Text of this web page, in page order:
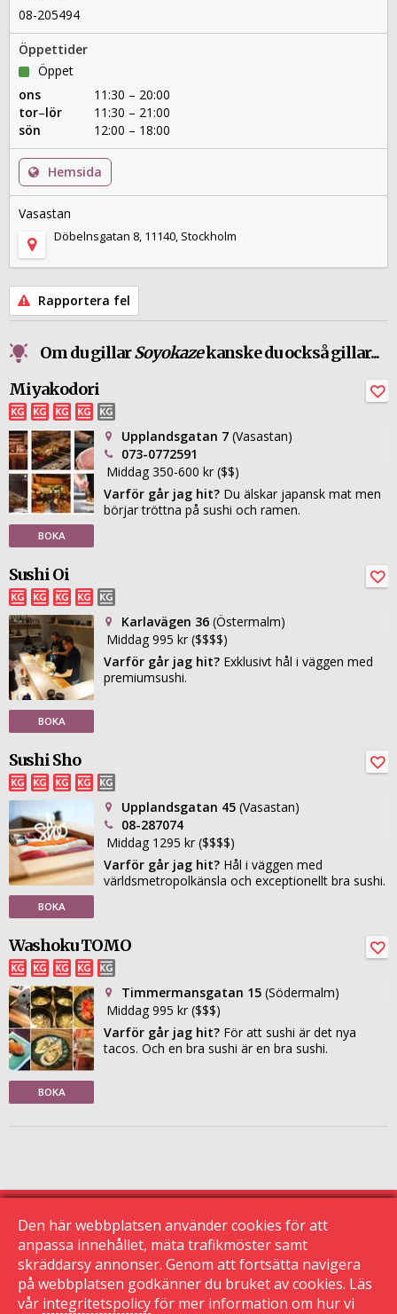
08-205494
Öppettider
Öppet
ons
11:30 – 20:00
tor–lör
11:30 – 21:00
sön
12:00 – 18:00
Hemsida
Vasastan
Döbelnsgatan 8, 11140, Stockholm
Rapportera fel
Om du gillarSoyokazekanske du också gillar...
Miyakodori
BOKA
Upplandsgatan 7 (Vasastan)
073-0772591
Middag 350-600 kr ($$)
Varför går jag hit? Du älskar japansk mat men
börjar tröttna på sushi och ramen.
Sushi Oi
BOKA
Karlavägen 36 (Östermalm)
Middag 995 kr ($$$$)
Varför går jag hit? Exklusivt hål i väggen med
premiumsushi.
Sushi Sho
BOKA
Upplandsgatan 45 (Vasastan)
08-287074
Middag 1295 kr ($$$$)
Varför går jag hit? Hål i väggen med
världsmetropolkänsla och exceptionellt bra sushi.
Washoku TOMO
BOKA
Timmermansgatan 15 (Södermalm)
Middag 995 kr ($$$)
Varför går jag hit? För att sushi är det nya
tacos. Och en bra sushi är en bra sushi.
© 2015 Krogguiden.se
113 24 Stockholm
|
Den här webbplatsen använder cookies för att
anpassa innehållet, mäta trafikmöster samt
skräddarsy annonser. Genom att fortsätta navigera
på webbplatsen godkänner du bruket av cookies. Läs
vår integritetspolicyför mer information om hur vi